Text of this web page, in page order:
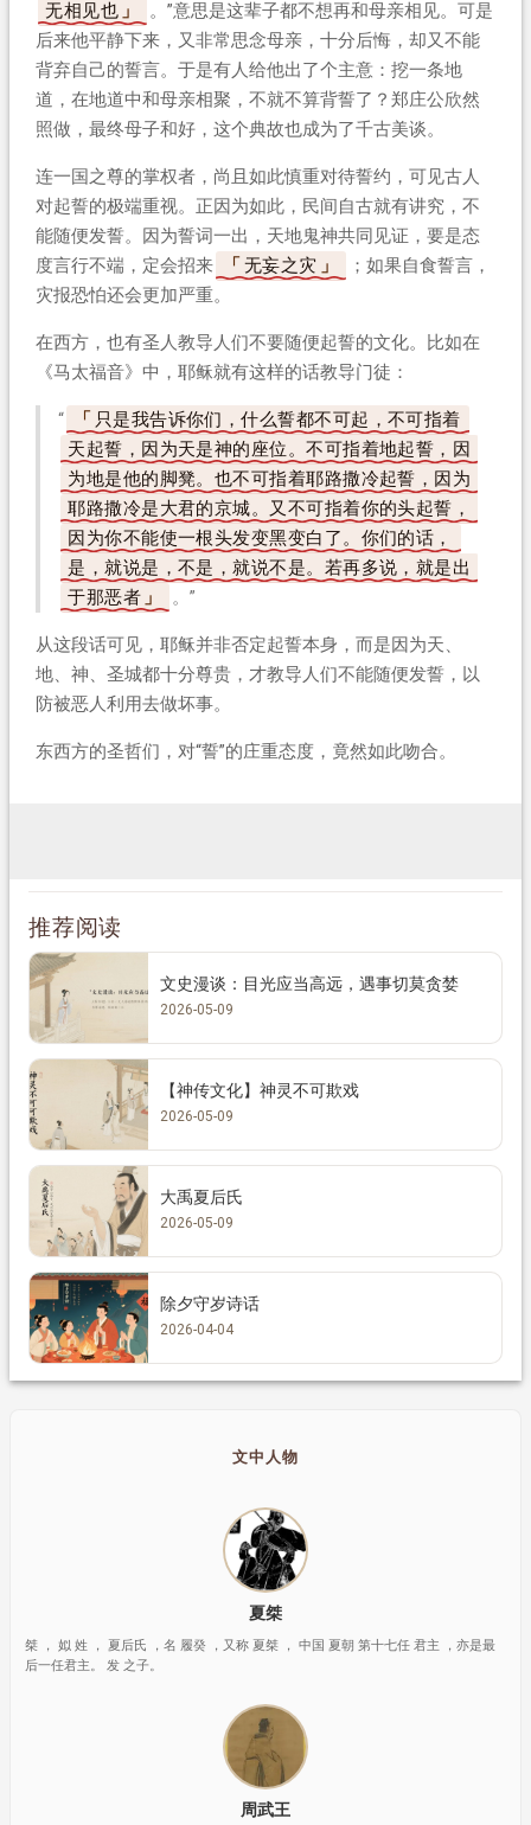
无相见也
。”意思是这辈子都不想再和母亲相见。可是
后来他平静下来，又非常思念母亲，十分后悔，却又不能
背弃自己的誓言。于是有人给他出了个主意：挖一条地
道，在地道中和母亲相聚，不就不算背誓了？郑庄公欣然
照做，最终母子和好，这个典故也成为了千古美谈。
连一国之尊的掌权者，尚且如此慎重对待誓约，可见古人
对起誓的极端重视。正因为如此，民间自古就有讲究，不
能随便发誓。因为誓词一出，天地鬼神共同见证，要是态
度言行不端，定会招来
无妄之灾
；如果自食誓言，
灾报恐怕还会更加严重。
在西方，也有圣人教导人们不要随便起誓的文化。比如在
《马太福音》中，耶稣就有这样的话教导门徒：
“
只是我告诉你们，什么誓都不可起，不可指着
天起誓，因为天是神的座位。不可指着地起誓，因
为地是他的脚凳。也不可指着耶路撒冷起誓，因为
耶路撒冷是大君的京城。又不可指着你的头起誓，
因为你不能使一根头发变黑变白了。你们的话，
是，就说是，不是，就说不是。若再多说，就是出
于那恶者
。”
从这段话可见，耶稣并非否定起誓本身，而是因为天、
地、神、圣城都十分尊贵，才教导人们不能随便发誓，以
防被恶人利用去做坏事。
东西方的圣哲们，对“誓”的庄重态度，竟然如此吻合。
推荐阅读
文史漫谈：目光应当高远，遇事切莫贪婪
2026-05-09
【神传文化】神灵不可欺戏
2026-05-09
大禹夏后氏
2026-05-09
除夕守岁诗话
2026-04-04
文中人物
夏桀
桀 ， 姒 姓 ， 夏后氏 ，名 履癸 ，又称 夏桀 ， 中国 夏朝 第十七任 君主 ，亦是最
后一任君主。 发 之子。
周武王